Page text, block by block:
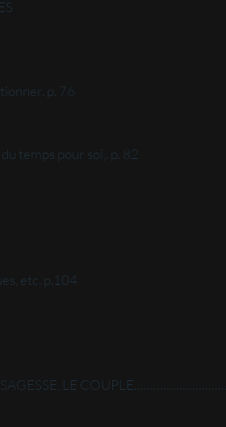
p. 76
temps pour soi,. p. 82
etc. p.104
SAGESSE, LE